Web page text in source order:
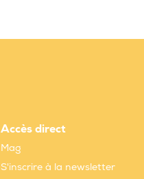
Accès direct
Mag
S'inscrire à la newsletter